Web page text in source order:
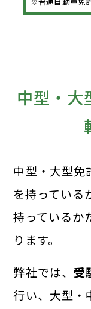
中型・大
中型・大型免
を持っている
持っているか
ります。
弊社では、受
行い、大型・